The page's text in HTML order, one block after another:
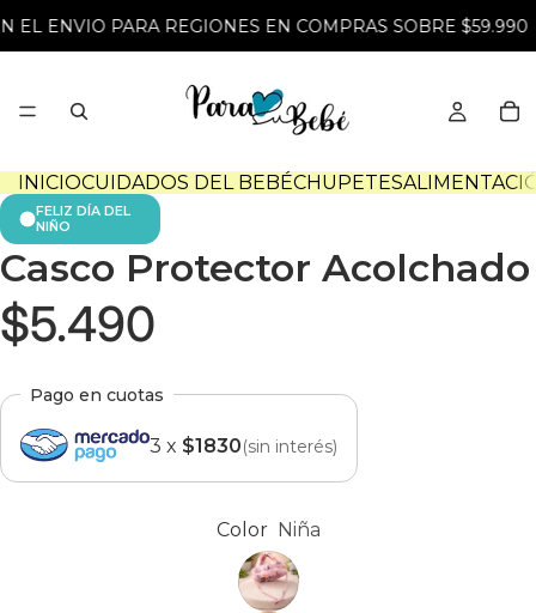
EL ENVIO PARA REGIONES EN COMPRAS SOBRE $59.990
INICIOCUIDADOS DEL BEBÉCHUPETES
FELIZ DÍA DEL
NIÑO
Casco Protector Acolchado
$5.490
Pago en cuotas
3 x $1830(sin interés)
Color Niña